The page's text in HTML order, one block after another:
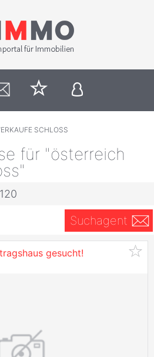
SCHLOSS
für "österreich
Suchagent
gesucht!